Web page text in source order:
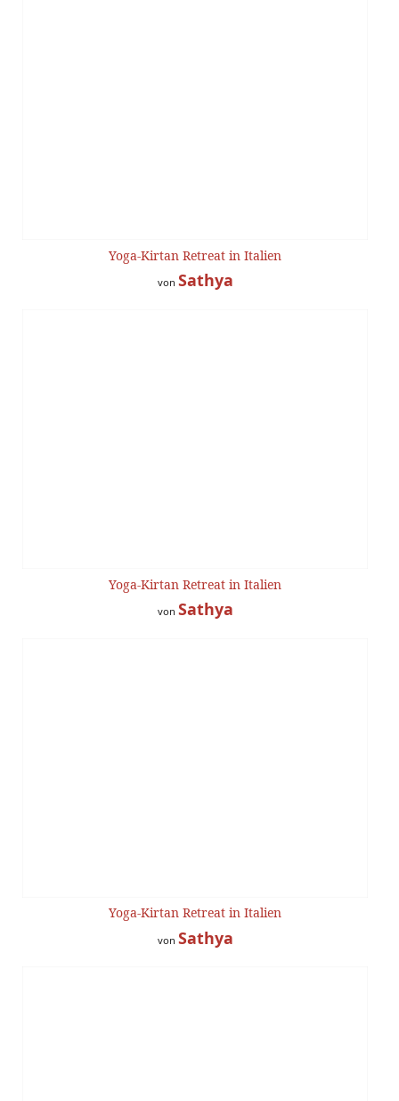
Yoga-Kirtan Retreat in Italien
von Sathya
Yoga-Kirtan Retreat in Italien
von Sathya
Yoga-Kirtan Retreat in Italien
von Sathya